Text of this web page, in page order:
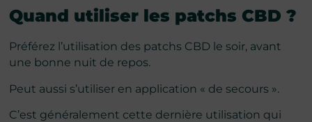
Quand utiliser les patchs CBD ?
Préférez l’utilisation des patchs CBD le soir, avant
une bonne nuit de repos.
Peut aussi s’utiliser en application « de secours ».
C’est généralement cette dernière utilisation qui